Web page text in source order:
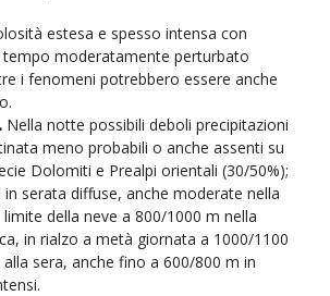
estesa e spesso intensa con
tempo moderatamente perturbato
i fenomeni potrebbero essere anche
Nella notte possibili deboli precipitazioni
meno probabili o anche assenti su
Dolomiti e Prealpi orientali (30/50%);
serata diffuse, anche moderate nella
della neve a 800/1000 m nella
in rialzo a metà giornata a 1000/1100
sera, anche fino a 600/800 m in